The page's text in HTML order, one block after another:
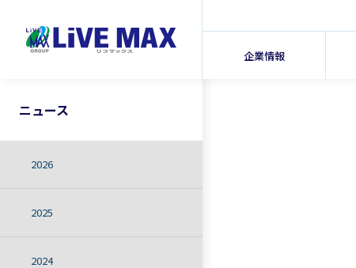
企業情報
ニュース
2026
2025
2024